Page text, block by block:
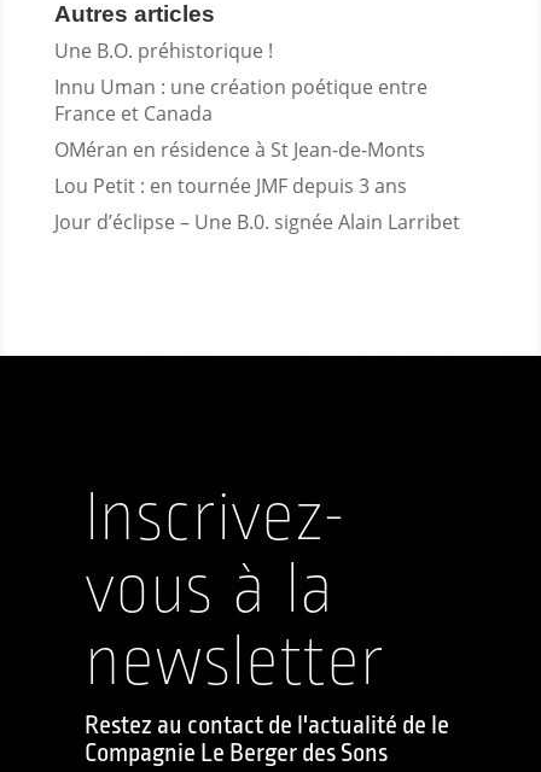
Autres articles
Une B.O. préhistorique !
Innu Uman : une création poétique entre
France et Canada
OMéran en résidence à St Jean-de-Monts
Lou Petit : en tournée JMF depuis 3 ans
Jour d’éclipse – Une B.0. signée Alain Larribet
Inscrivez-
vous à la
newsletter
Restez au contact de l'actualité de le
Compagnie Le Berger des Sons